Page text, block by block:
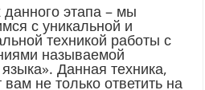
этапа – мы
с уникальной и
техникой работы с
называемой
Данная техника,
вам не только ответить на